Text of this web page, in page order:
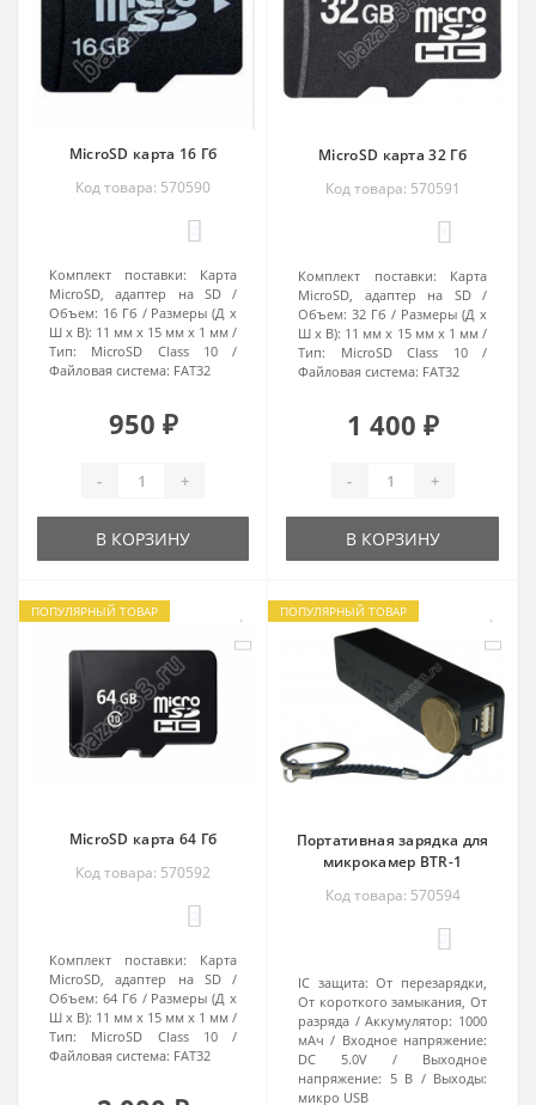
MicroSD карта 16 Гб
Код товара: 570590
Комплект поставки:
Карта
MicroSD, адаптер на SD
Объем: 16 Гб
Размеры (Д х
Ш х В): 11 мм х 15 мм х 1 мм
Тип:
MicroSD Class 10
Файловая система: FAT32
950 ₽
- +
В КОРЗИНУ
MicroSD карта 32 Гб
Код товара: 570591
Комплект поставки:
Карта
MicroSD, адаптер на SD
Объем: 32 Гб
Размеры (Д х
Ш х В): 11 мм х 15 мм х 1 мм
Тип:
MicroSD Class 10
Файловая система: FAT32
1 400 ₽
- +
В КОРЗИНУ
ПОПУЛЯРНЫЙ ТОВАР
MicroSD карта 64 Гб
Код товара: 570592
Комплект поставки:
Карта
MicroSD, адаптер на SD
Объем: 64 Гб
Размеры (Д х
Ш х В): 11 мм х 15 мм х 1 мм
Тип:
MicroSD Class 10
Файловая система: FAT32
ПОПУЛЯРНЫЙ ТОВАР
Портативная зарядка для
микрокамер BTR-1
Код товара: 570594
IC защита: От перезарядки,
От короткого замыкания, От
разряда
Аккумулятор: 1000
мАч
Входное напряжение:
DC 5.0V
Выходное
напряжение: 5 В
Выходы:
микро USB